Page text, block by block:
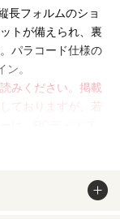
長フォルムのショ
トが備えられ、裏
パラコード仕様の
。
みください。掲載
ておりますが、若
は、PCディスプ
がございますので